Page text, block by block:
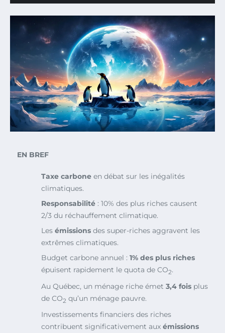
EN BREF
Taxe carbone en débat sur les inégalités
climatiques.
Responsabilité : 10% des plus riches causent
2/3 du réchauffement climatique.
Les émissions des super-riches aggravent les
extrêmes climatiques.
Budget carbone annuel : 1% des plus riches
épuisent rapidement le quota de CO2.
Au Québec, un ménage riche émet 3,4 fois plus
de CO2 qu’un ménage pauvre.
Investissements financiers des riches
contribuent significativement aux émissions